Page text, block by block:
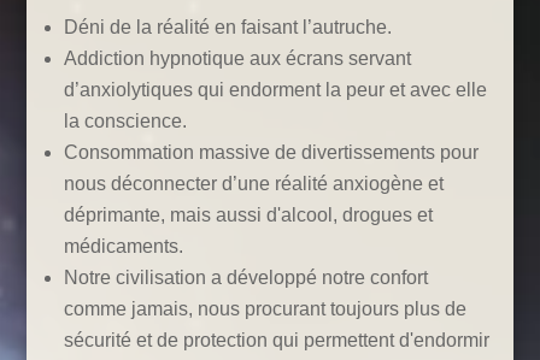
Déni de la réalité en faisant l’autruche.
Addiction hypnotique aux écrans servant
d’anxiolytiques qui endorment la peur et avec elle
la conscience.
Consommation massive de divertissements pour
nous déconnecter d’une réalité anxiogène et
déprimante, mais aussi d'alcool, drogues et
médicaments.
Notre civilisation a développé notre confort
comme jamais, nous procurant toujours plus de
sécurité et de protection qui permettent d'endormir